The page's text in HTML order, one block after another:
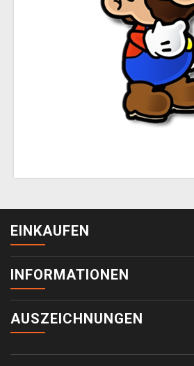
EINKAUFEN
INFORMATIONEN
AUSZEICHNUNGEN